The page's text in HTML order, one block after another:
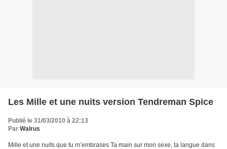
Les Mille et une nuits version Tendreman Spice
Publié le 31/03/2010 à 22:13
Par Walrus
Mille et une nuits que tu m’embrases Ta main sur mon sexe, ta langue dans